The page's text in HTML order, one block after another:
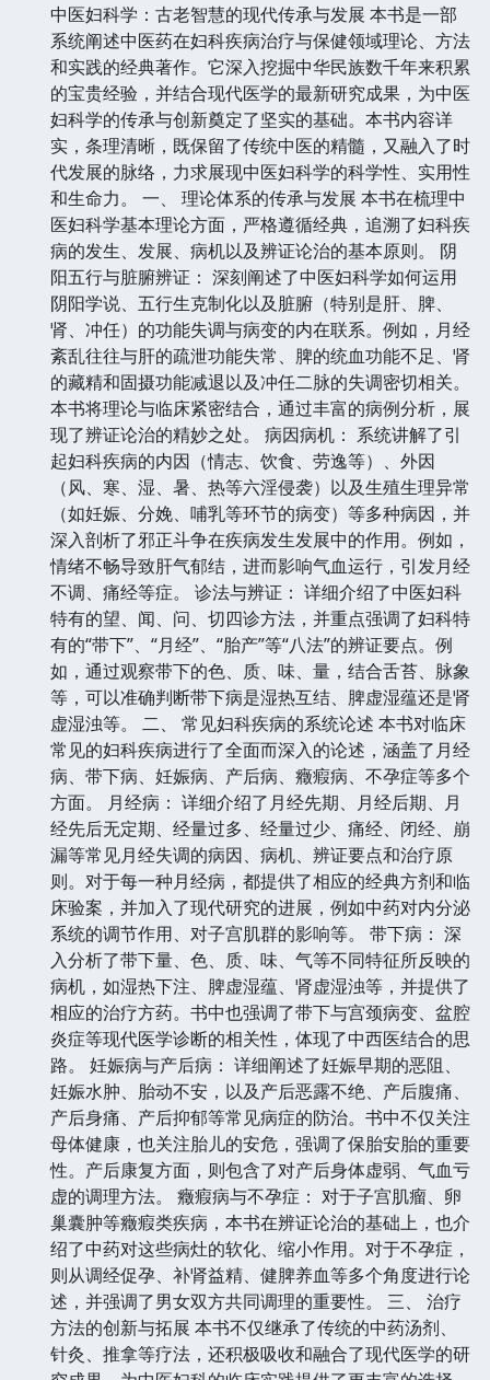
中医妇科学：古老智慧的现代传承与发展 本书是一部
系统阐述中医药在妇科疾病治疗与保健领域理论、方法
和实践的经典著作。它深入挖掘中华民族数千年来积累
的宝贵经验，并结合现代医学的最新研究成果，为中医
妇科学的传承与创新奠定了坚实的基础。本书内容详
实，条理清晰，既保留了传统中医的精髓，又融入了时
代发展的脉络，力求展现中医妇科学的科学性、实用性
和生命力。 一、 理论体系的传承与发展 本书在梳理中
医妇科学基本理论方面，严格遵循经典，追溯了妇科疾
病的发生、发展、病机以及辨证论治的基本原则。 阴
阳五行与脏腑辨证： 深刻阐述了中医妇科学如何运用
阴阳学说、五行生克制化以及脏腑（特别是肝、脾、
肾、冲任）的功能失调与病变的内在联系。例如，月经
紊乱往往与肝的疏泄功能失常、脾的统血功能不足、肾
的藏精和固摄功能减退以及冲任二脉的失调密切相关。
本书将理论与临床紧密结合，通过丰富的病例分析，展
现了辨证论治的精妙之处。 病因病机： 系统讲解了引
起妇科疾病的内因（情志、饮食、劳逸等）、外因
（风、寒、湿、暑、热等六淫侵袭）以及生殖生理异常
（如妊娠、分娩、哺乳等环节的病变）等多种病因，并
深入剖析了邪正斗争在疾病发生发展中的作用。例如，
情绪不畅导致肝气郁结，进而影响气血运行，引发月经
不调、痛经等症。 诊法与辨证： 详细介绍了中医妇科
特有的望、闻、问、切四诊方法，并重点强调了妇科特
有的“带下”、“月经”、“胎产”等“八法”的辨证要点。例
如，通过观察带下的色、质、味、量，结合舌苔、脉象
等，可以准确判断带下病是湿热互结、脾虚湿蕴还是肾
虚湿浊等。 二、 常见妇科疾病的系统论述 本书对临床
常见的妇科疾病进行了全面而深入的论述，涵盖了月经
病、带下病、妊娠病、产后病、癥瘕病、不孕症等多个
方面。 月经病： 详细介绍了月经先期、月经后期、月
经先后无定期、经量过多、经量过少、痛经、闭经、崩
漏等常见月经失调的病因、病机、辨证要点和治疗原
则。对于每一种月经病，都提供了相应的经典方剂和临
床验案，并加入了现代研究的进展，例如中药对内分泌
系统的调节作用、对子宫肌群的影响等。 带下病： 深
入分析了带下量、色、质、味、气等不同特征所反映的
病机，如湿热下注、脾虚湿蕴、肾虚湿浊等，并提供了
相应的治疗方药。书中也强调了带下与宫颈病变、盆腔
炎症等现代医学诊断的相关性，体现了中西医结合的思
路。 妊娠病与产后病： 详细阐述了妊娠早期的恶阻、
妊娠水肿、胎动不安，以及产后恶露不绝、产后腹痛、
产后身痛、产后抑郁等常见病症的防治。书中不仅关注
母体健康，也关注胎儿的安危，强调了保胎安胎的重要
性。产后康复方面，则包含了对产后身体虚弱、气血亏
虚的调理方法。 癥瘕病与不孕症： 对于子宫肌瘤、卵
巢囊肿等癥瘕类疾病，本书在辨证论治的基础上，也介
绍了中药对这些病灶的软化、缩小作用。对于不孕症，
则从调经促孕、补肾益精、健脾养血等多个角度进行论
述，并强调了男女双方共同调理的重要性。 三、 治疗
方法的创新与拓展 本书不仅继承了传统的中药汤剂、
针灸、推拿等疗法，还积极吸收和融合了现代医学的研